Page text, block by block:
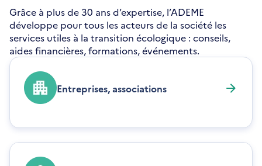
Grâce à plus de 30 ans d’expertise, l’ADEME
développe pour tous les acteurs de la société les
services utiles à la transition écologique : conseils,
aides financières, formations, événements.
Entreprises, associations